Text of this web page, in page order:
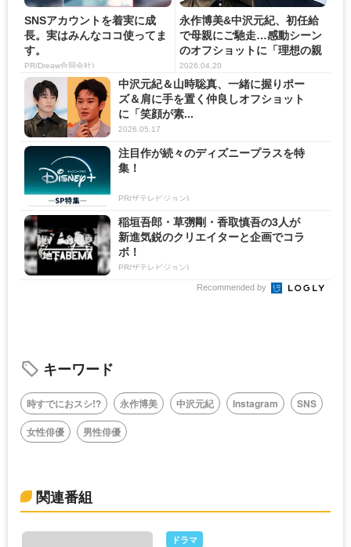
SNSアカウントを着実に成
長。実はみんなココ使ってま
す。
PR(Dreaw合同会社)
永作博美&中沢元紀、初任給
で母親にご馳走…感動シーン
のオフショットに「理想の親
子...
2026.04.20
中沢元紀＆山時聡真、一緒に握りポー
ズ＆肩に手を置く仲良しオフショット
に「笑顔が素...
2026.05.17
注目作が続々のディズニープラスを特
集！
PR(ザテレビジョン)
稲垣吾郎・草彅剛・香取慎吾の3人が
新進気鋭のクリエイターと企画でコラ
ボ！
PR(ザテレビジョン)
Recommended by
キーワード
時すでにおスシ!? 永作博美 中沢元紀 Instagram
SNS
女性俳優
男性俳優
関連番組
ドラマ